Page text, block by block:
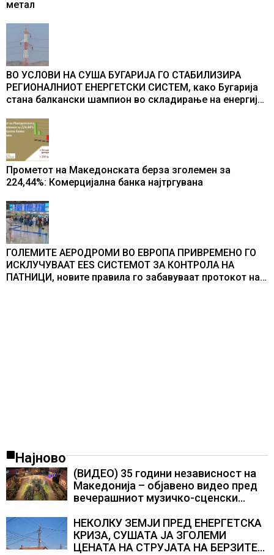
метал
ВО УСЛОВИ НА СУША БУГАРИЈА ГО СТАБИЛИЗИРА
РЕГИОНАЛНИОТ ЕНЕРГЕТСКИ СИСТЕМ, како Бугарија
стана балкански шампион во складирање на енергија
Прометот на Македонската берза зголемен за
224,44%: Комерцијална банка најтргувана
ГОЛЕМИТЕ АЕРОДРОМИ ВО ЕВРОПА ПРИВРЕМЕНО ГО
ИСКЛУЧУВААТ ЕЕS СИСТЕМОТ ЗА КОНТРОЛА НА
ПАТНИЦИ, новите правила го забавуваат протокот на
Најново
(ВИДЕО) 35 години независност на
Македонија – објавено видео пред
вечерашниот музичко-сценски
НЕКОЛКУ ЗЕМЈИ ПРЕД ЕНЕРГЕТСКА
КРИЗА, СУШАТА ЈА ЗГОЛЕМИ
ЦЕНАТА НА СТРУЈАТА НА БЕРЗИТЕ